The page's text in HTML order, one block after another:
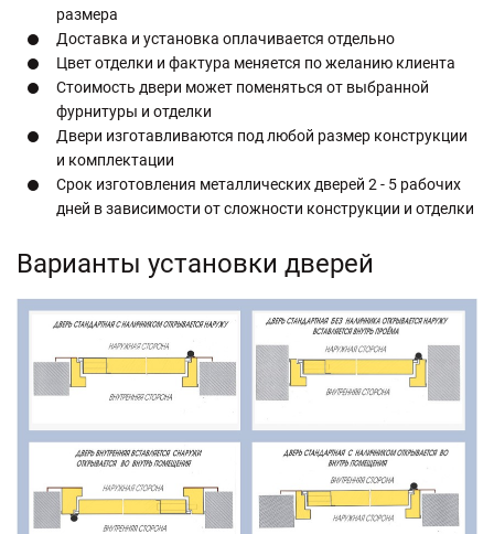
размера
Доставка и установка оплачивается отдельно
Цвет отделки и фактура меняется по желанию клиента
Стоимость двери может поменяться от выбранной
фурнитуры и отделки
Двери изготавливаются под любой размер конструкции
и комплектации
Срок изготовления металлических дверей 2 - 5 рабочих
дней в зависимости от сложности конструкции и отделки
Варианты установки дверей